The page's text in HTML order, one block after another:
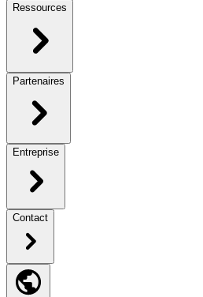
Ressources
Partenaires
Entreprise
Contact